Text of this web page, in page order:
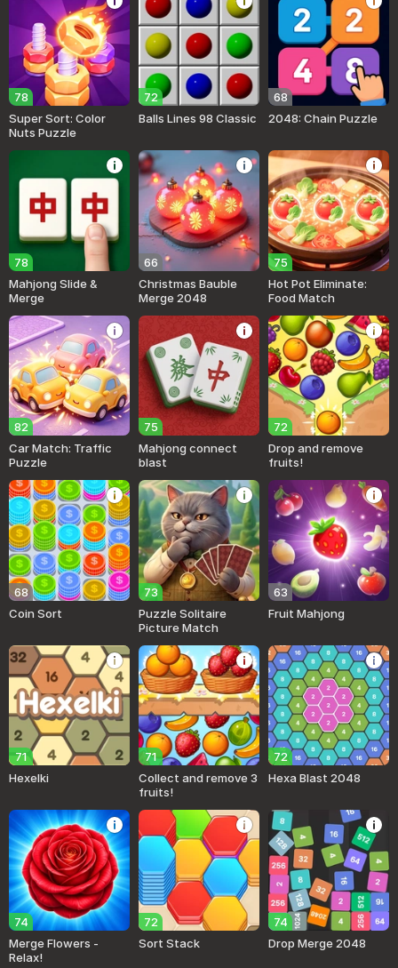
78
Super Sort: Color
Nuts Puzzle
72
Balls Lines 98 Classic
68
2048: Chain Puzzle
78
Mahjong Slide &
Merge
66
Christmas Bauble
Merge 2048
75
Hot Pot Eliminate:
Food Match
82
Car Match: Traffic
Puzzle
75
Mahjong connect
blast
72
Drop and remove
fruits!
68
Coin Sort
73
Puzzle Solitaire
Picture Match
63
Fruit Mahjong
71
Hexelki
71
Collect and remove 3
fruits!
72
Hexa Blast 2048
74
Merge Flowers -
Relax!
72
Sort Stack
74
Drop Merge 2048